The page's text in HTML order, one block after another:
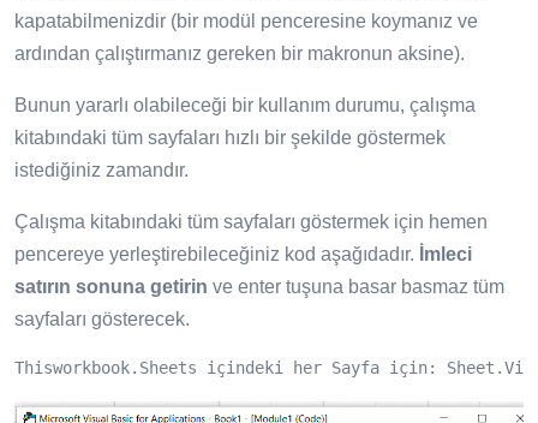
kapatabilmenizdir (bir modül penceresine koymanız ve
ardından çalıştırmanız gereken bir makronun aksine).
Bunun yararlı olabileceği bir kullanım durumu, çalışma
kitabındaki tüm sayfaları hızlı bir şekilde göstermek
istediğiniz zamandır.
Çalışma kitabındaki tüm sayfaları göstermek için hemen
pencereye yerleştirebileceğiniz kod aşağıdadır. İmleci
satırın sonuna getirin ve enter tuşuna basar basmaz tüm
sayfaları gösterecek.
Thisworkbook.Sheets içindeki her Sayfa için: